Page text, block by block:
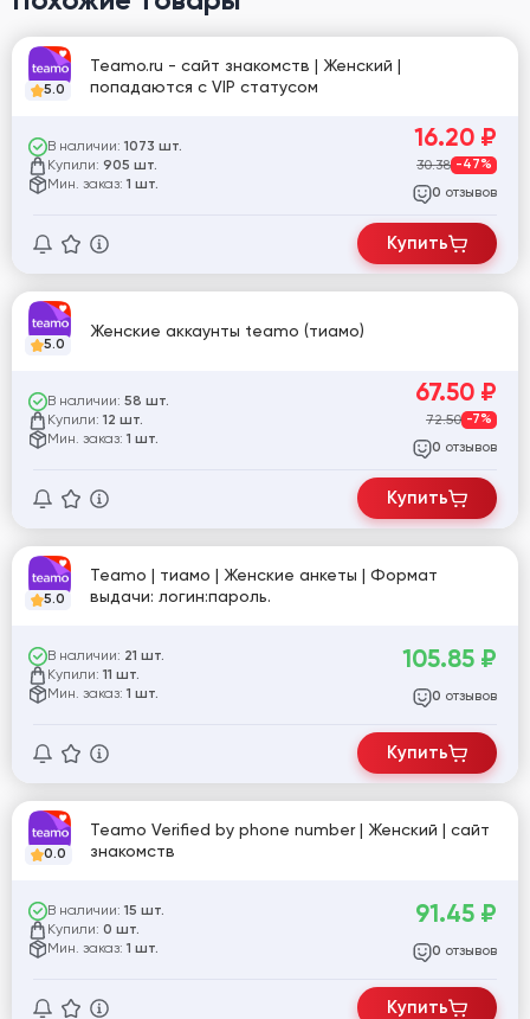
5.0
Teamo.ru - сайт знакомств | Женский |
попадаются с VIP статусом
В наличии: 1073 шт.
Купили: 905 шт.
Мин. заказ: 1 шт.
16.20 ₽
30.38 -47%
0 отзывов
Купить
5.0
Женские аккаунты teamo (тиамо)
В наличии: 58 шт.
Купили: 12 шт.
Мин. заказ: 1 шт.
67.50 ₽
72.50 -7%
0 отзывов
Купить
5.0
Teamo | тиамо | Женские анкеты | Формат
выдачи: логин:пароль.
В наличии: 21 шт.
Купили: 11 шт.
Мин. заказ: 1 шт.
105.85 ₽
0 отзывов
Купить
0.0
Teamo Verified by phone number | Женский | сайт
знакомств
В наличии: 15 шт.
Купили: 0 шт.
Мин. заказ: 1 шт.
91.45 ₽
0 отзывов
Купить